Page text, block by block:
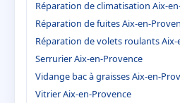
Réparation de climatisation Aix-
Réparation de fuites Aix-en-
Réparation de volets roulants
Serrurier Aix-en-Provence
Vidange bac à graisses Aix-en-
Vitrier Aix-en-Provence